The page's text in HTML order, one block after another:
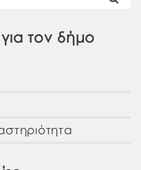
για τον δήμο